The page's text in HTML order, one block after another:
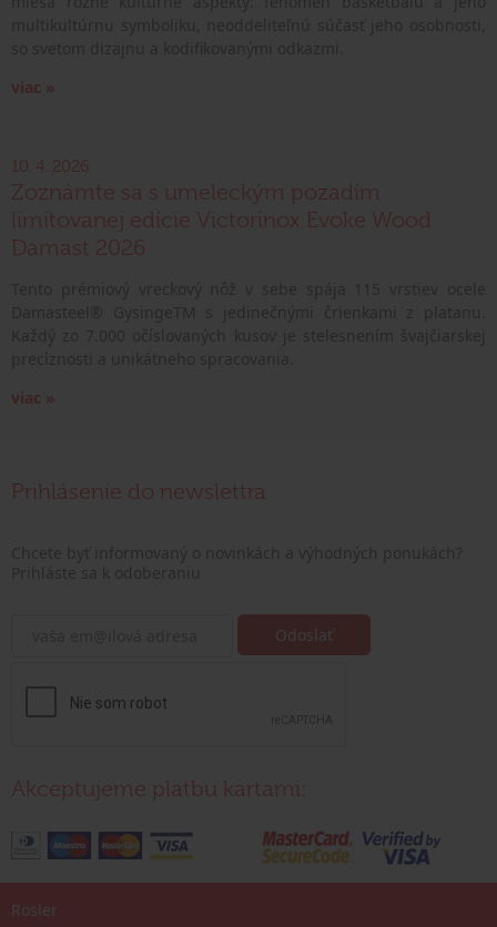
viac »
10. 4. 2026
Zoznámte sa s umeleckým pozadím
limitovanej edície Victorinox Evoke Wood
Damast 2026
viac »
Prihlásenie do newslettra
Akceptujeme platbu kartami:
Rosler